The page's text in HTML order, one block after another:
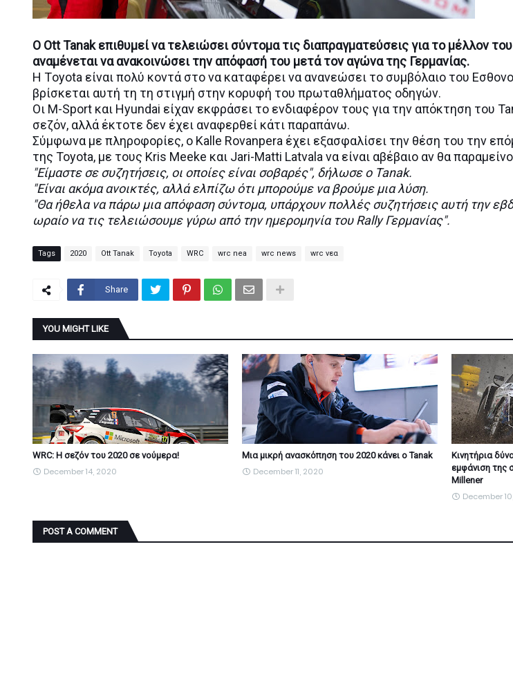
O Ott Tanak επιθυμεί να τελειώσει σύντομα τις διαπραγματεύσεις για το μέλλον
αναμένεται να ανακοινώσει την απόφασή του μετά τον αγώνα της Γερμανίας.
Η Τoyota είναι πολύ κοντά στο να καταφέρει να ανανεώσει το συμβόλαιο του
βρίσκεται αυτή τη τη στιγμή στην κορυφή του πρωταθλήματος οδηγών.
Οι M-Sport και Hyundai είχαν εκφράσει το ενδιαφέρον τους για την απόκτηση του
σεζόν, αλλά έκτοτε δεν έχει αναφερθεί κάτι παραπάνω.
Σύμφωνα με πληροφορίες, ο Kalle Rovanpera έχει εξασφαλίσει την θέση του την
της Toyota, με τους Kris Meeke και Jari-Matti Latvala να είναι αβέβαιο αν θα
"Είμαστε σε συζητήσεις, οι οποίες είναι σοβαρές", δήλωσε ο Tanak.
"Είναι ακόμα ανοικτές, αλλά ελπίζω ότι μπορούμε να βρούμε μια λύση.
"Θα ήθελα να πάρω μια απόφαση σύντομα, υπάρχουν πολλές συζητήσεις αυτή την
ωραίο να τις τελειώσουμε γύρω από την ημερομηνία του Rally Γερμανίας".
Tags 2020 Ott Tanak Toyota WRC wrc nea wrc news wrc νεα
Share
YOU MIGHT LIKE
WRC: Η σεζόν του 2020 σε νούμερα!
December 14, 2020
Μια μικρή ανασκόπηση του 2020 κάνει ο Tanak
December 11, 2020
Κινητήρια
εμφάνιση της
Millener
December
POST A COMMENT